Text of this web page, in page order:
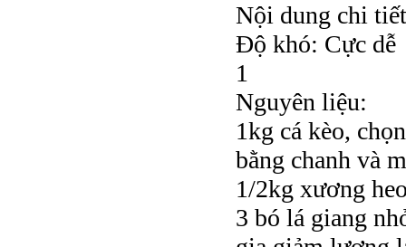
Nội dung chi tiết
Độ khó: Cực dễ
1
Nguyên liệu:
1kg cá kèo,
bằng chanh và
1/2kg xương
3 bó lá giang